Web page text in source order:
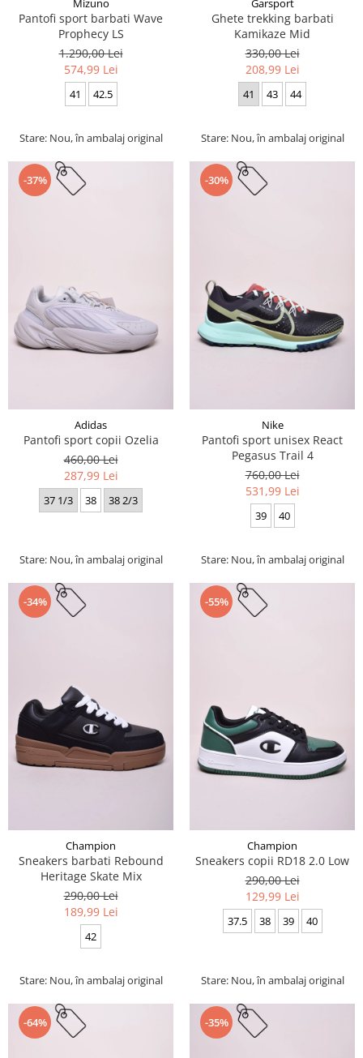
Mizuno
Pantofi sport barbati Wave
Prophecy LS
1.290,00 Lei
574,99 Lei
41 42.5
Stare: Nou, în ambalaj original
Garsport
Ghete trekking barbati
Kamikaze Mid
330,00 Lei
208,99 Lei
41 43 44
Stare: Nou, în ambalaj original
-37%
Adidas
Pantofi sport copii Ozelia
460,00 Lei
287,99 Lei
37 1/3 38 38 2/3
Stare: Nou, în ambalaj original
-30%
Nike
Pantofi sport unisex React
Pegasus Trail 4
760,00 Lei
531,99 Lei
39 40
Stare: Nou, în ambalaj original
-34%
Champion
Sneakers barbati Rebound
Heritage Skate Mix
290,00 Lei
189,99 Lei
42
Stare: Nou, în ambalaj original
-55%
Champion
Sneakers copii RD18 2.0 Low
290,00 Lei
129,99 Lei
37.5 38 39 40
Stare: Nou, în ambalaj original
-64% -35%